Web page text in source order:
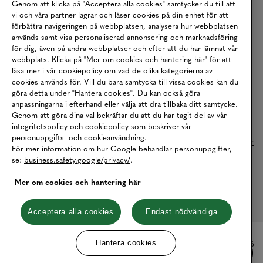
Vårt Ansvar
Våra Tjänster
Press
Studentrabatt
B2B
Tillgänglighetsredogörelse
Betalningar online sköts i samarbete med Klarna. Läs mer här
Cookies Dataskydd Integritetspolicy
Hantera cookies
© Copyright MQ Marqet 2026
Genom att klicka på "Acceptera alla cookies" samtycker du till att
vi och våra partner lagrar och läser cookies på din enhet för att
förbättra navigeringen på webbplatsen, analysera hur webbplatsen
används samt visa personaliserad annonsering och marknadsföring
för dig, även på andra webbplatser och efter att du har lämnat vår
webbplats. Klicka på "Mer om cookies och hantering här" för att
läsa mer i vår cookiepolicy om vad de olika kategorierna av
cookies används för. Vill du bara samtycka till vissa cookies kan du
göra detta under "Hantera cookies". Du kan också göra
anpassningarna i efterhand eller välja att dra tillbaka ditt samtycke.
Genom att göra dina val bekräftar du att du har tagit del av vår
integritetspolicy och cookiepolicy som beskriver vår
personuppgifts- och cookieanvändning.
För mer information om hur Google behandlar personuppgifter,
se: business.safety.google/privacy/.
Mer om cookies och hantering här
Acceptera alla cookies Endast nödvändiga
Hantera cookies